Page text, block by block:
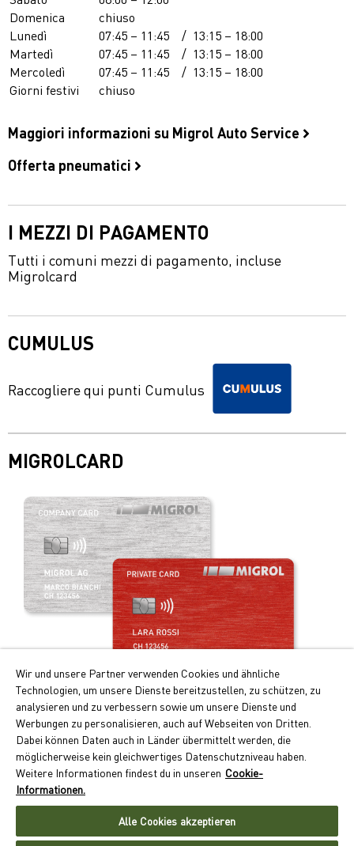
Domenica
chiuso
Lunedì
07:45 – 11:45 / 13:15 – 18:00
Martedì
07:45 – 11:45 / 13:15 – 18:00
Mercoledì
07:45 – 11:45 / 13:15 – 18:00
Giorni festivi
chiuso
Maggiori informazioni su Migrol Auto Service
Offerta pneumatici
I MEZZI DI PAGAMENTO
Tutti i comuni mezzi di pagamento, incluse
Migrolcard
CUMULUS
Raccogliere qui punti Cumulus
MIGROLCARD
Praticità e vantaggi!
I principali vantaggi della Migrolcard:
Punti Cumulus doppi per i rifornimenti e la ricarica
dell’auto elettrica
Pagamento senza contanti con conteggio mensile
Accettazione capillare in oltre 550 ubicazioni in Svizzera
Richiedere ora la Migrolcard
Wir und unsere Partner verwenden Cookies und ähnliche
Technologien, um unsere Dienste bereitzustellen, zu schützen, zu
analysieren und zu verbessern sowie um unsere Dienste und
Werbungen zu personalisieren, auch auf Webseiten von Dritten.
Dabei können Daten auch in Länder übermittelt werden, die
möglicherweise kein gleichwertiges Datenschutzniveau haben.
Weitere Informationen findest du in unseren Cookie-
Informationen.
Alle Cookies akzeptieren